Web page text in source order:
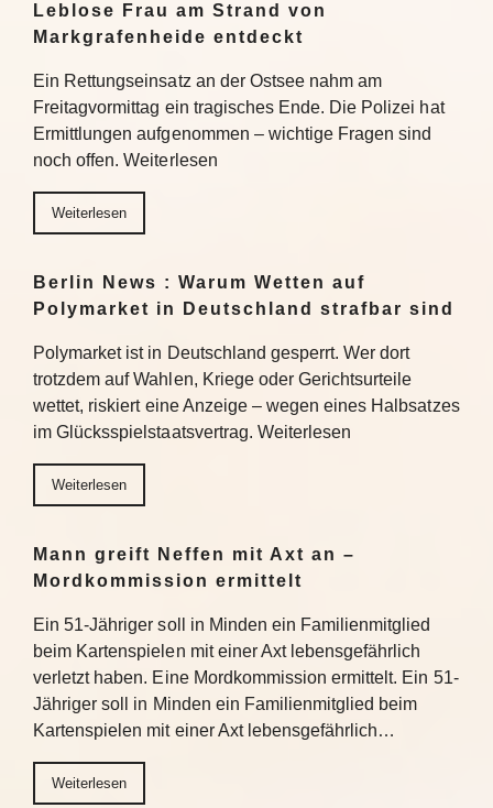
Leblose Frau am Strand von
Markgrafenheide entdeckt
Ein Rettungseinsatz an der Ostsee nahm am
Freitagvormittag ein tragisches Ende. Die Polizei hat
Ermittlungen aufgenommen – wichtige Fragen sind
noch offen. Weiterlesen
Weiterlesen
Berlin News : Warum Wetten auf
Polymarket in Deutschland strafbar sind
Polymarket ist in Deutschland gesperrt. Wer dort
trotzdem auf Wahlen, Kriege oder Gerichtsurteile
wettet, riskiert eine Anzeige – wegen eines Halbsatzes
im Glücksspielstaatsvertrag. Weiterlesen
Weiterlesen
Mann greift Neffen mit Axt an –
Mordkommission ermittelt
Ein 51-Jähriger soll in Minden ein Familienmitglied
beim Kartenspielen mit einer Axt lebensgefährlich
verletzt haben. Eine Mordkommission ermittelt. Ein 51-
Jähriger soll in Minden ein Familienmitglied beim
Kartenspielen mit einer Axt lebensgefährlich…
Weiterlesen